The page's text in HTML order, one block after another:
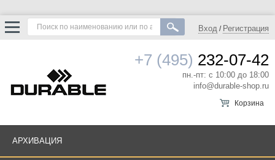
Вход / Регистрация
+7 (495) 232-07-42
пн.-пт: с 10:00 до 18:00
info@durable-shop.ru
Корзина
АРХИВАЦИЯ